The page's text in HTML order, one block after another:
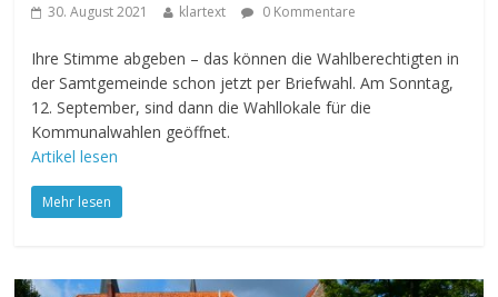
30. August 2021 klartext 0 Kommentare
Ihre Stimme abgeben – das können die Wahlberechtigten in
der Samtgemeinde schon jetzt per Briefwahl. Am Sonntag,
12. September, sind dann die Wahllokale für die
Kommunalwahlen geöffnet.
Artikel lesen
Mehr lesen